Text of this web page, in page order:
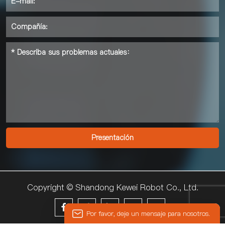
Copyright © Shandong Kewei Robot Co., Ltd.

Por favor, deje un mensaje para nosotros.